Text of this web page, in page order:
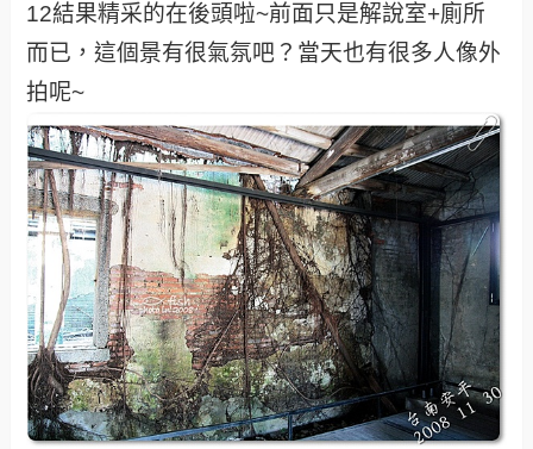
12結果精采的在後頭啦~前面只是解說室+廁所
而已，這個景有很氣氛吧？當天也有很多人像外
拍呢~